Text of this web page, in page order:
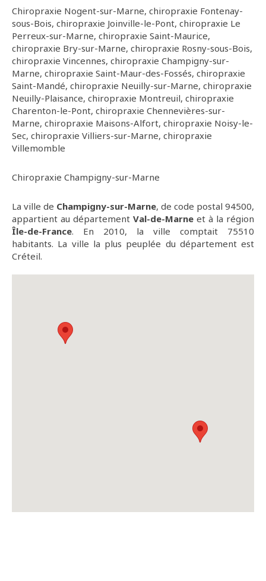
Chiropraxie Nogent-sur-Marne, chiropraxie Fontenay-
sous-Bois, chiropraxie Joinville-le-Pont, chiropraxie Le
Perreux-sur-Marne, chiropraxie Saint-Maurice,
chiropraxie Bry-sur-Marne, chiropraxie Rosny-sous-Bois,
chiropraxie Vincennes, chiropraxie Champigny-sur-
Marne, chiropraxie Saint-Maur-des-Fossés, chiropraxie
Saint-Mandé, chiropraxie Neuilly-sur-Marne, chiropraxie
Neuilly-Plaisance, chiropraxie Montreuil, chiropraxie
Charenton-le-Pont, chiropraxie Chennevières-sur-
Marne, chiropraxie Maisons-Alfort, chiropraxie Noisy-le-
Sec, chiropraxie Villiers-sur-Marne, chiropraxie
Villemomble
Chiropraxie Champigny-sur-Marne
La ville de Champigny-sur-Marne, de code postal 94500,
appartient au département Val-de-Marne et à la région
Île-de-France. En 2010, la ville comptait 75510
habitants. La ville la plus peuplée du département est
Créteil.